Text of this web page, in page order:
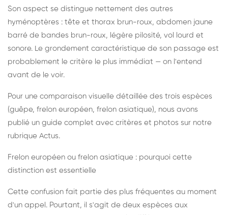
Son aspect se distingue nettement des autres
hyménoptères : tête et thorax brun-roux, abdomen jaune
barré de bandes brun-roux, légère pilosité, vol lourd et
sonore. Le grondement caractéristique de son passage est
probablement le critère le plus immédiat — on l'entend
avant de le voir.
Pour une comparaison visuelle détaillée des trois espèces
(guêpe, frelon européen, frelon asiatique), nous avons
publié un guide complet avec critères et photos sur notre
rubrique Actus.
Frelon européen ou frelon asiatique : pourquoi cette
distinction est essentielle
Cette confusion fait partie des plus fréquentes au moment
d'un appel. Pourtant, il s'agit de deux espèces aux